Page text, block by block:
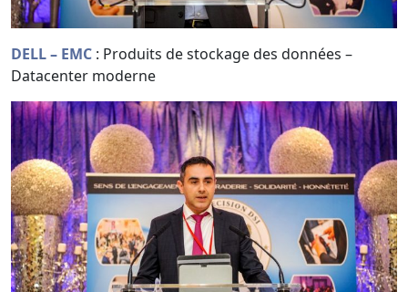
DELL – EMC : Produits de stockage des données –
Datacenter moderne